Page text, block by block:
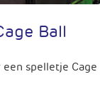
Ball
spelletje Cage